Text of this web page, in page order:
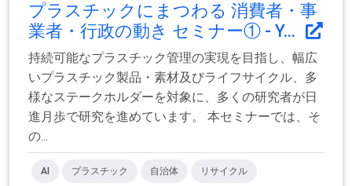
プラスチックにまつわる 消費者・事
業者・行政の動き セミナー① - Y...
持続可能なプラスチック管理の実現を目指し、幅広
いプラスチック製品・素材及びライフサイクル、多
様なステークホルダーを対象に、多くの研究者が日
進月歩で研究を進めています。 本セミナーでは、そ
の...
AI プラスチック 自治体 リサイクル